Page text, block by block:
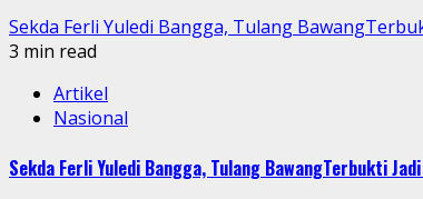
Sekda Ferli Yuledi Bangga, Tulang
3 min read
Artikel
Nasional
Sekda Ferli Yuledi Bangga, Tulang BawangTerbukti